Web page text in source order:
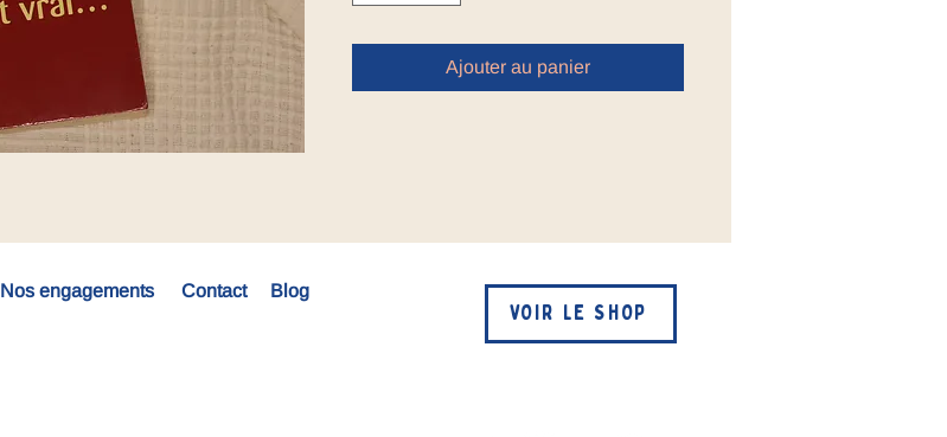
Ajouter au panier
Nos engagements
Contact Blog
VOIR LE SHOP